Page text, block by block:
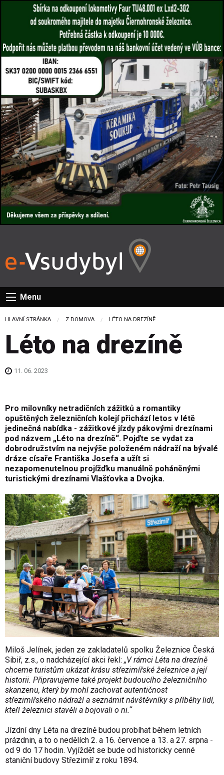
Menu
HLAVNÍ STRÁNKA Z DOMOVA CURRENT:
LÉTO NA DREZÍNĚ
Léto na drezíně
11. 06. 2023
Pro milovníky netradičních zážitků a romantiky
opuštěných železničních kolejí přichází letos v létě
jedinečná nabídka - zážitkové jízdy pákovými drezínami
pod názvem „Léto na drezíně“. Pojďte se vydat za
dobrodružstvím na nejvýše položeném nádraží na bývalé
dráze císaře Františka Josefa a užít si
nezapomenutelnou projížďku manuálně poháněnými
turistickými drezínami Vlašťovka a Dvojka.
Miloš Jelínek, jeden ze zakladatelů spolku Železnice Česká
Sibiř, z.s., o nadcházející akci řekl: „V rámci Léta na drezíně
chceme turistům ukázat krásu střezimířské železnice a její
historii. Připravujeme také projekt budoucího železničního
skanzenu, který by mohl zachovat autentičnost
střezimířského nádraží a seznámit návštěvníky s příběhy lidí,
kteří železnici stavěli a bojovali o ni.“
Jízdní dny Léta na drezíně budou probíhat během letních
prázdnin, a to o nedělích 2. a 16. července a 13. a 27. srpna -
od 9 do 17 hodin. Vyjíždět se bude od historicky cenné
staniční budovy Střezimíř z roku 1894.